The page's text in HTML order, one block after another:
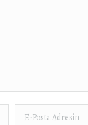
E-Posta Adresiniz *